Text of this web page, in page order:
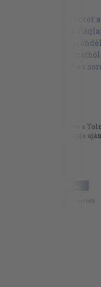
"35 kötet a
Világlapja
pont kapható